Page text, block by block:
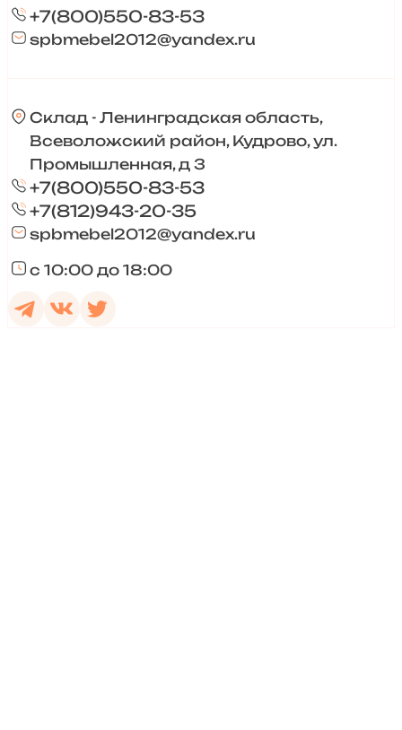
+7(800)550-83-53
spbmebel2012@yandex.ru
Склад - Ленинградская область,
Всеволожский район, Кудрово, ул.
Промышленная, д 3
+7(800)550-83-53
+7(812)943-20-35
spbmebel2012@yandex.ru
с 10:00 до 18:00